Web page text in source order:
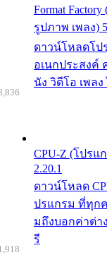
Format
รูปภาพ เพลง)
ดาวน์โหลดโป
อเนกประสงค์
นัง วิดีโอ เพล
CPU-Z (โปรแ
2.20.1
ดาวน์โหลด
ปรแกรม ที่ทุกค
มถึงบอกค่าต่า
รี